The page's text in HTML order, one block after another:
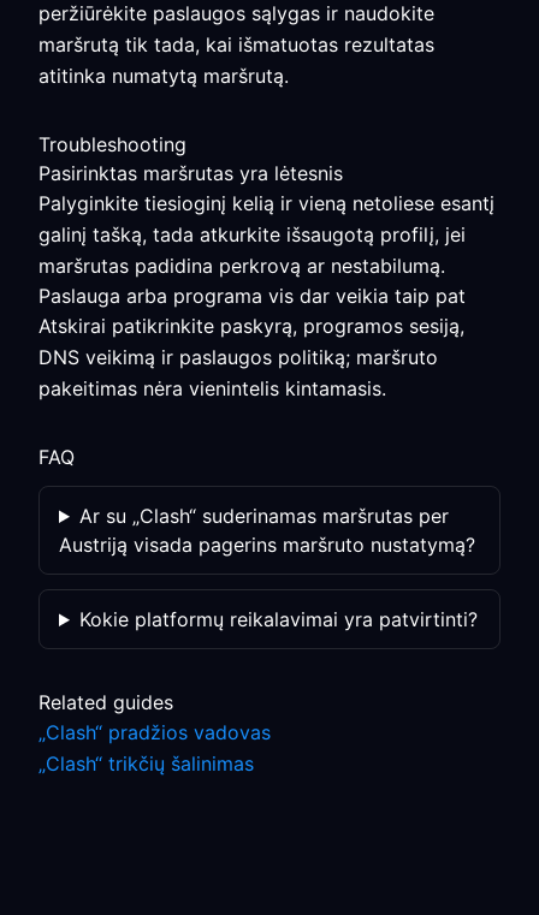
peržiūrėkite paslaugos sąlygas ir naudokite
maršrutą tik tada, kai išmatuotas rezultatas
atitinka numatytą maršrutą.
Troubleshooting
Pasirinktas maršrutas yra lėtesnis
Palyginkite tiesioginį kelią ir vieną netoliese esantį
galinį tašką, tada atkurkite išsaugotą profilį, jei
maršrutas padidina perkrovą ar nestabilumą.
Paslauga arba programa vis dar veikia taip pat
Atskirai patikrinkite paskyrą, programos sesiją,
DNS veikimą ir paslaugos politiką; maršruto
pakeitimas nėra vienintelis kintamasis.
FAQ
Ar su „Clash“ suderinamas maršrutas per
Austriją visada pagerins maršruto nustatymą?
Kokie platformų reikalavimai yra patvirtinti?
Related guides
„Clash“ pradžios vadovas
„Clash“ trikčių šalinimas